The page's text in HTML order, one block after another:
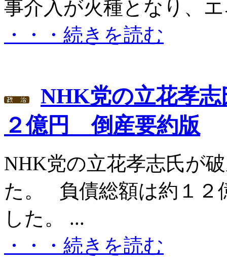
事介入が火種となり、
・・・続きを読む
NHK党の立花孝
２億円 倒産要約版
NHK党の立花孝志氏が
た。 負債総額は約１２
した。 ...
・・・続きを読む